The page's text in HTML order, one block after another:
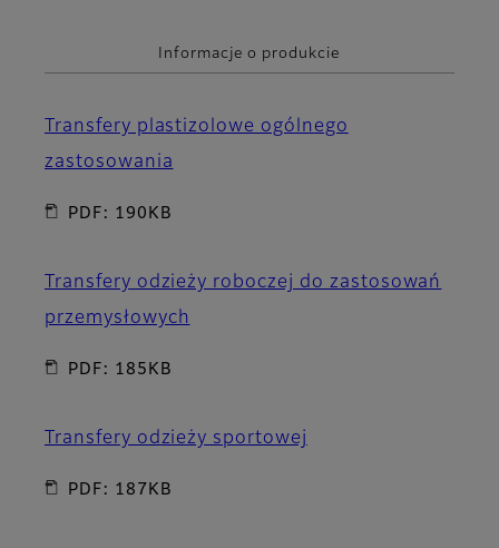
Informacje o produkcie
Transfery plastizolowe ogólnego
zastosowania
PDF: 190KB
Transfery odzieży roboczej do zastosowań
przemysłowych
PDF: 185KB
Transfery odzieży sportowej
PDF: 187KB